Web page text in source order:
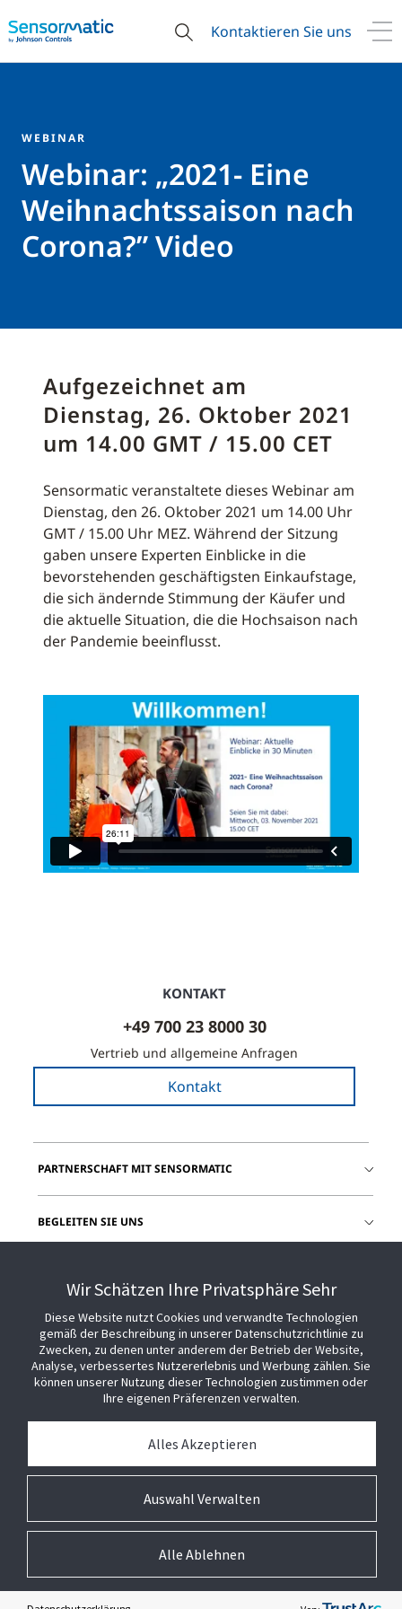
Kontaktieren Sie uns
WEBINAR
Webinar: „2021- Eine
Weihnachtssaison nach
Corona?” Video
Aufgezeichnet am
Dienstag, 26. Oktober 2021
um 14.00 GMT / 15.00 CET
Sensormatic veranstaltete dieses Webinar am
Dienstag, den 26. Oktober 2021 um 14.00 Uhr
GMT / 15.00 Uhr MEZ. Während der Sitzung
gaben unsere Experten Einblicke in die
bevorstehenden geschäftigsten Einkaufstage,
die sich ändernde Stimmung der Käufer und
die aktuelle Situation, die die Hochsaison nach
der Pandemie beeinflusst.
KONTAKT
+49 700 23 8000 30
Vertrieb und allgemeine Anfragen
Kontakt
PARTNERSCHAFT MIT SENSORMATIC
BEGLEITEN SIE UNS
Rechtliche Hinweise
Wir Schätzen Ihre Privatsphäre Sehr
Diese Website nutzt Cookies und verwandte Technologien
gemäß der Beschreibung in unserer Datenschutzrichtlinie zu
Zwecken, zu denen unter anderem der Betrieb der Website,
Analyse, verbessertes Nutzererlebnis und Werbung zählen. Sie
können unserer Nutzung dieser Technologien zustimmen oder
Ihre eigenen Präferenzen verwalten.
Auswahl Verwalten
Alles Akzeptieren
Alle Ablehnen
Cookie-Präferenzen